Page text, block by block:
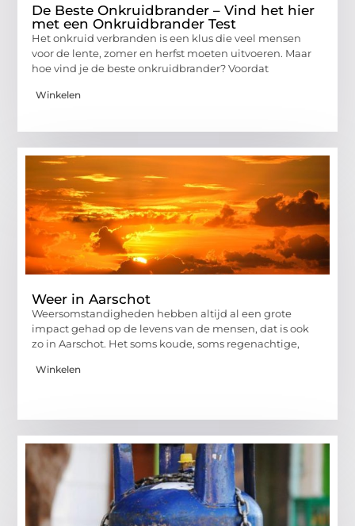
De Beste Onkruidbrander – Vind het hier
met een Onkruidbrander Test
Het onkruid verbranden is een klus die veel mensen
voor de lente, zomer en herfst moeten uitvoeren. Maar
hoe vind je de beste onkruidbrander? Voordat
Winkelen
Weer in Aarschot
Weersomstandigheden hebben altijd al een grote
impact gehad op de levens van de mensen, dat is ook
zo in Aarschot. Het soms koude, soms regenachtige,
Winkelen